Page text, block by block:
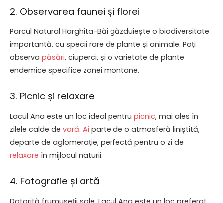
2. Observarea faunei și florei
Parcul Natural Harghita-Băi găzduiește o biodiversitate
importantă, cu specii rare de plante și animale. Poți
observa păsări, ciuperci, și o varietate de plante
endemice specifice zonei montane.
3. Picnic și relaxare
Lacul Ana este un loc ideal pentru picnic, mai ales în
zilele calde de vară. Ai parte de o atmosferă liniștită,
departe de aglomerație, perfectă pentru o zi de
relaxare în mijlocul naturii.
4. Fotografie și artă